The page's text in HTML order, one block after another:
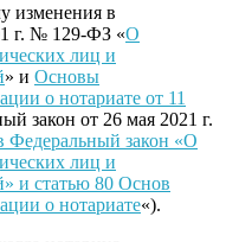
изменения в
г. № 129-ФЗ «О
лиц и
» и Основы
о нотариате от 11
закон от 26 мая 2021 г.
Федеральный закон «О
лиц и
и статью 80 Основ
о нотариате«).